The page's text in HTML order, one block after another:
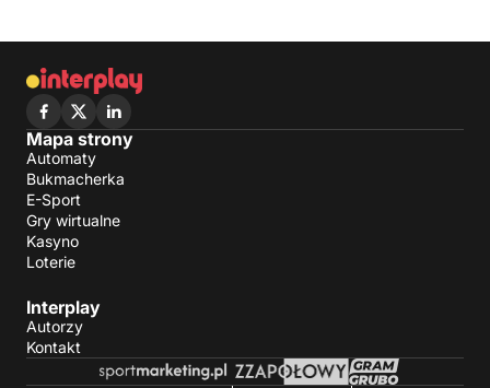
Mapa strony
Automaty
Bukmacherka
E-Sport
Gry wirtualne
Kasyno
Loterie
Interplay
Autorzy
Kontakt